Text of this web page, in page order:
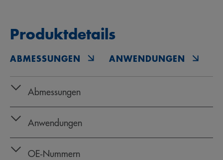
Produktdetails
ABMESSUNGEN ANWENDUNGEN
Abmessungen
Anwendungen
OE‑Nummern